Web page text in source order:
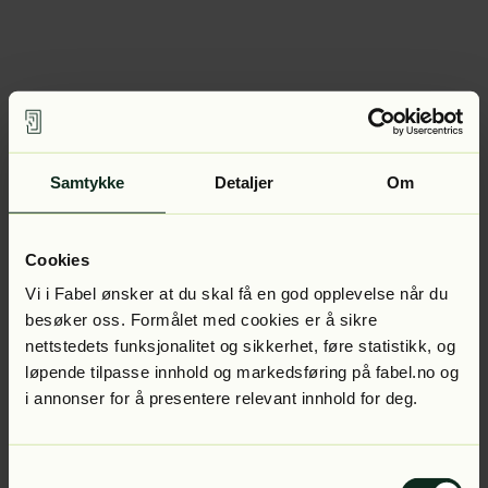
Samtykke Detaljer Om
Cookies
Vi i Fabel ønsker at du skal få en god opplevelse når du
besøker oss. Formålet med cookies er å sikre
nettstedets funksjonalitet og sikkerhet, føre statistikk, og
løpende tilpasse innhold og markedsføring på fabel.no og
i annonser for å presentere relevant innhold for deg.